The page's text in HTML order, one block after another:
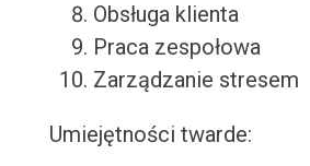
Obsługa klienta
Praca zespołowa
Zarządzanie stresem
Umiejętności twarde: